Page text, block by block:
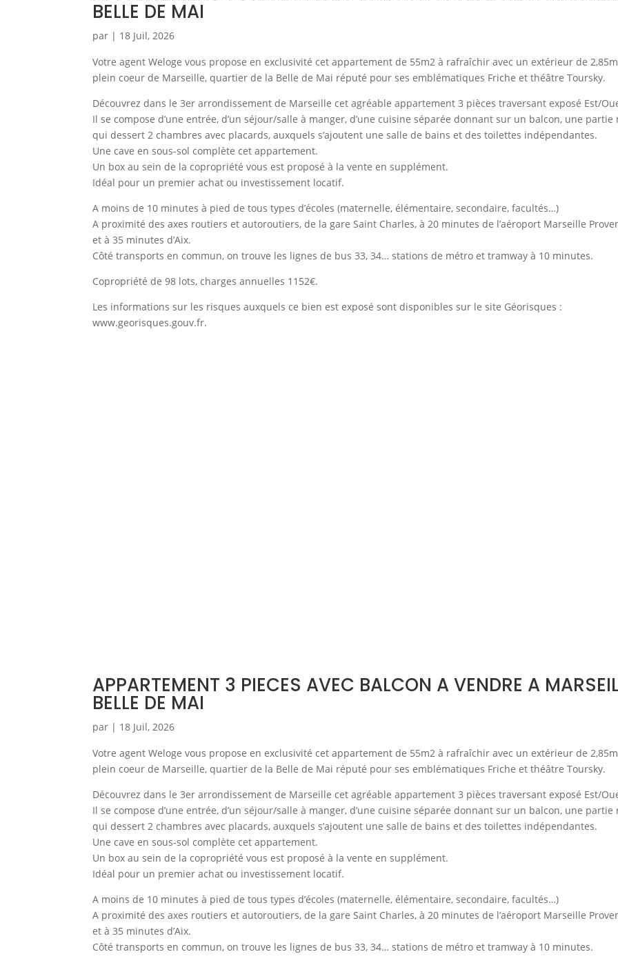
BELLE DE MAI
par | 18 Juil, 2026
Votre agent Weloge vous propose en exclusivité cet appartement de 55m2 à rafraîchir avec un extérieur de
plein coeur de Marseille, quartier de la Belle de Mai réputé pour ses emblématiques Friche et théâtre Toursky.
Découvrez dans le 3er arrondissement de Marseille cet agréable appartement 3 pièces traversant exposé Est/
Il se compose d’une entrée, d’un séjour/salle à manger, d’une cuisine séparée donnant sur un balcon, une partie
qui dessert 2 chambres avec placards, auxquels s’ajoutent une salle de bains et des toilettes indépendantes.
Une cave en sous-sol complète cet appartement.
Un box au sein de la copropriété vous est proposé à la vente en supplément.
Idéal pour un premier achat ou investissement locatif.
A moins de 10 minutes à pied de tous types d’écoles (maternelle, élémentaire, secondaire, facultés…)
A proximité des axes routiers et autoroutiers, de la gare Saint Charles, à 20 minutes de l’aéroport Marseille
et à 35 minutes d’Aix.
Côté transports en commun, on trouve les lignes de bus 33, 34… stations de métro et tramway à 10 minutes.
Copropriété de 98 lots, charges annuelles 1152€.
Les informations sur les risques auxquels ce bien est exposé sont disponibles sur le site Géorisques :
www.georisques.gouv.fr.
APPARTEMENT 3 PIECES AVEC BALCON A VENDRE A
BELLE DE MAI
par | 18 Juil, 2026
Votre agent Weloge vous propose en exclusivité cet appartement de 55m2 à rafraîchir avec un extérieur de
plein coeur de Marseille, quartier de la Belle de Mai réputé pour ses emblématiques Friche et théâtre Toursky.
Découvrez dans le 3er arrondissement de Marseille cet agréable appartement 3 pièces traversant exposé Est/
Il se compose d’une entrée, d’un séjour/salle à manger, d’une cuisine séparée donnant sur un balcon, une partie
qui dessert 2 chambres avec placards, auxquels s’ajoutent une salle de bains et des toilettes indépendantes.
Une cave en sous-sol complète cet appartement.
Un box au sein de la copropriété vous est proposé à la vente en supplément.
Idéal pour un premier achat ou investissement locatif.
A moins de 10 minutes à pied de tous types d’écoles (maternelle, élémentaire, secondaire, facultés…)
A proximité des axes routiers et autoroutiers, de la gare Saint Charles, à 20 minutes de l’aéroport Marseille
et à 35 minutes d’Aix.
Côté transports en commun, on trouve les lignes de bus 33, 34… stations de métro et tramway à 10 minutes.